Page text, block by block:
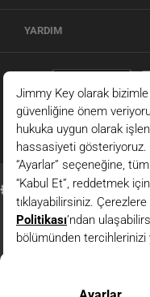
YARDIM
© 2026 -
Kırmızı %100 Keten